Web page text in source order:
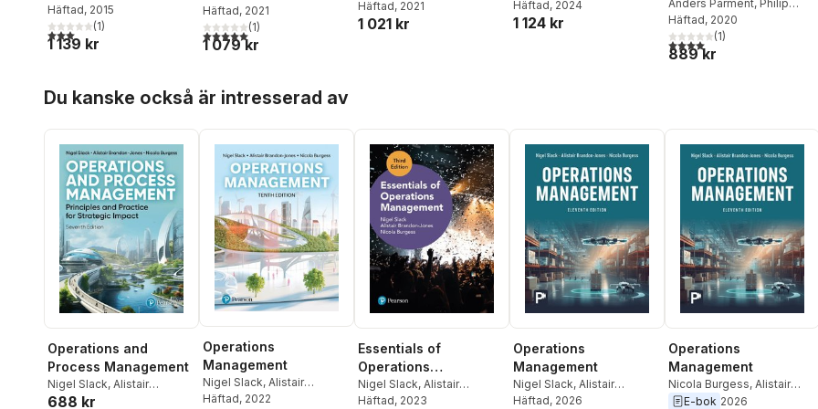
Smith
Häftad, 2015
3,0utav 5 stjärnor. Totalt antal röster:
(1)
1 139 kr
Velleman,David Bock
Häftad, 2021
5,0utav 5 stjärnor. Totalt antal röster:
(1)
1 079 kr
Häftad, 2021
1 021 kr
Häftad, 2024
1 124 kr
Anders Parment, Philip
Kotler,Gary Armstrong
Häftad, 2020
4,0utav 5 stjärnor. Totalt
(1)
889 kr
Du kanske också är intresserad av
Operations and
Process Management
Nigel Slack, Alistair
Brandon-Jones
688 kr
Operations
Management
Nigel Slack, Alistair
Brandon-Jones
Häftad, 2022
Essentials of
Operations
Management
Nigel Slack, Alistair
Brandon-Jones
Häftad, 2023
Operations
Management
Nigel Slack, Alistair
Brandon-Jones
Häftad, 2026
Operations
Management
Nicola Burgess, Alistair
Brandon-Jones
E-bok 2026